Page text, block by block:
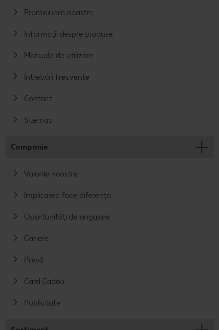
Promisiunile noastre
Informații despre produse
Manuale de utilizare
Întrebări frecvente
Contact
Sitemap
Companie
Valorile noastre
Implicarea face diferența
Oportunități de angajare
Cariere
Presă
Card Cadou
Publicitate